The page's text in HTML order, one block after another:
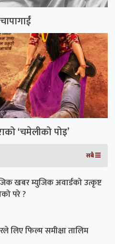
‘चमेलीको पोइ’
सबै
खबर म्युजिक अवार्डको उत्कृष्ट
परे ?
लिए फिल्म समीक्षा तालिम